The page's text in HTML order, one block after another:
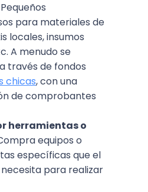
Pequeños
para materiales de
locales, insumos
A menudo se
través de fondos
chicas, con una
de comprobantes
herramientas o
equipos o
específicas que el
para realizar